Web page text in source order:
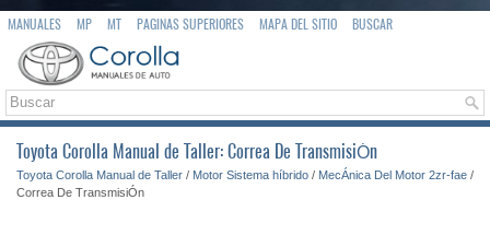
MANUALES MP MT PAGINAS SUPERIORES MAPA DEL SITIO BUSCAR
Toyota Corolla Manual de Taller: Correa De TransmisiÓn
Toyota Corolla Manual de Taller / Motor Sistema híbrido / MecÁnica Del Motor 2zr-fae /
Correa De TransmisiÓn